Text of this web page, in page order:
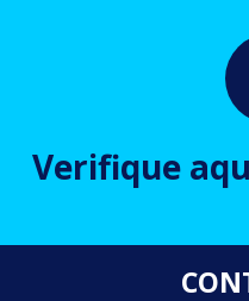
Verifique